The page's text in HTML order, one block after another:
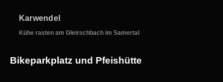
Karwendel
Kühe rasten am Gleirschbach im Samertal
Bikeparkplatz und Pfeishütte